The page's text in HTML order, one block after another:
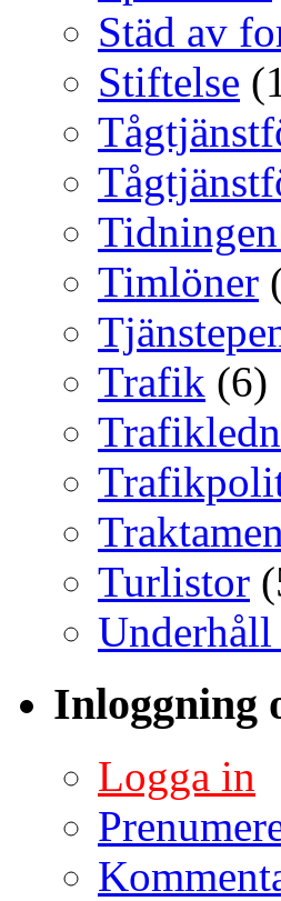
Städ av
Stiftelse
Timlöner
Trafik (6)
Turlistor
Inloggning
Logga in